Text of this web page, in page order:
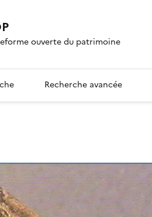
ouverte du patrimoine
Recherche avancée